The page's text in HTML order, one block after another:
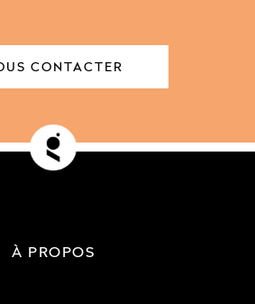
CONTACTER
À PROPOS